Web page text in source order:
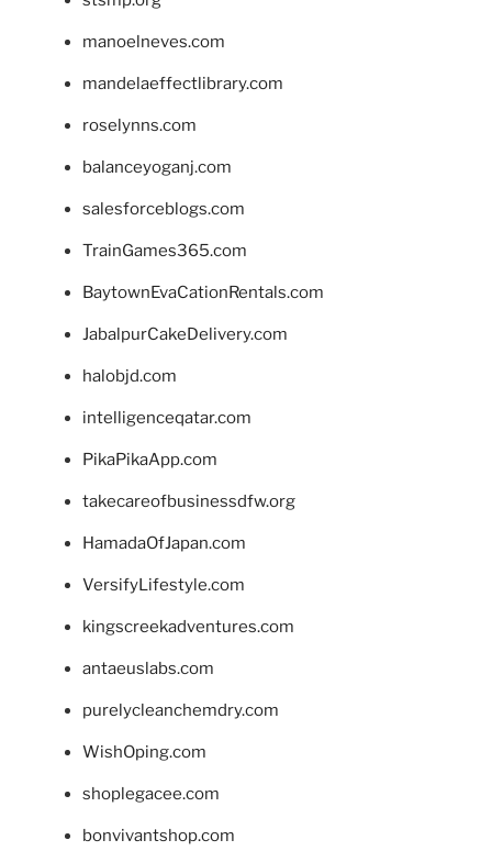
manoelneves.com
mandelaeffectlibrary.com
roselynns.com
balanceyoganj.com
salesforceblogs.com
TrainGames365.com
BaytownEvaCationRentals.com
JabalpurCakeDelivery.com
halobjd.com
intelligenceqatar.com
PikaPikaApp.com
takecareofbusinessdfw.org
HamadaOfJapan.com
VersifyLifestyle.com
kingscreekadventures.com
antaeuslabs.com
purelycleanchemdry.com
WishOping.com
shoplegacee.com
bonvivantshop.com